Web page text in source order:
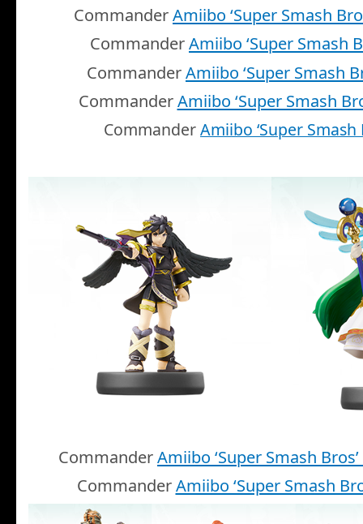
CommanderAmiibo ‘Super Smash
CommanderAmiibo ‘Super Smash
CommanderAmiibo ‘Super Smash
CommanderAmiibo ‘Super Smash
CommanderAmiibo ‘Super Smash
CommanderAmiibo ‘Super Smash
CommanderAmiibo ‘Super Smash